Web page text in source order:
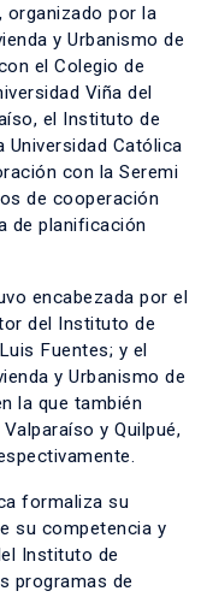
organizado por la
y Urbanismo de
el Colegio de
Viña del
el Instituto de
Universidad Católica
con la Seremi
de cooperación
de planificación
encabezada por el
del Instituto de
Fuentes; y el
y Urbanismo de
la que también
y Quilpué,
formaliza su
su competencia y
Instituto de
programas de